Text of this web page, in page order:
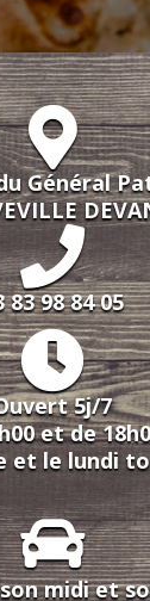
Général
83 98 84 05
5j/7
et de
et le lundi
midi et